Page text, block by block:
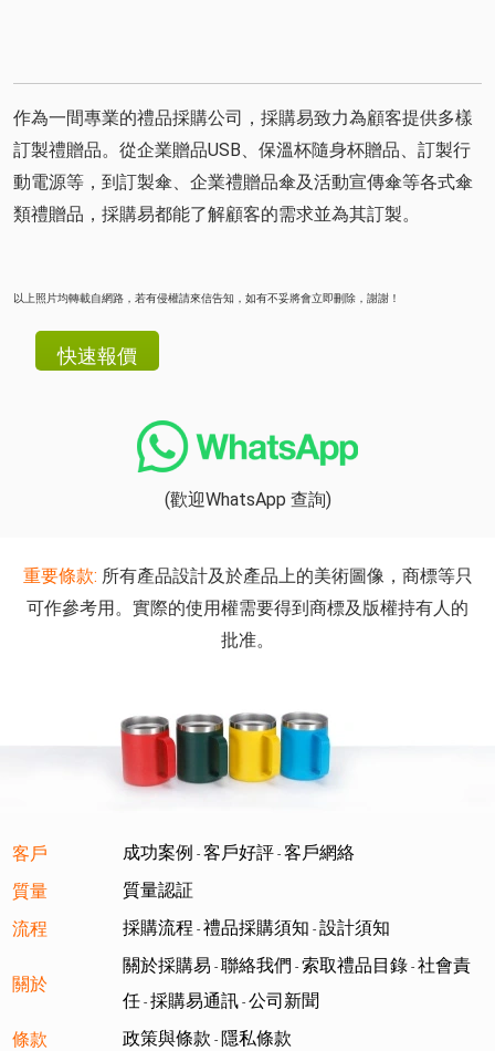
作為一間專業的禮品採購公司，採購易致力為顧客提供多樣
訂製禮贈品。從企業贈品USB、保溫杯隨身杯贈品、訂製行
動電源等，到訂製傘、企業禮贈品傘及活動宣傳傘等各式傘
類禮贈品，採購易都能了解顧客的需求並為其訂製。
以上照片均轉載自網路，若有侵權請來信告知，如有不妥將會立即刪除，謝謝！
(歡迎WhatsApp 查詢)
重要條款: 所有產品設計及於產品上的美術圖像，商標等只
可作參考用。實際的使用權需要得到商標及版權持有人的
批准。
客戶 成功案例 - 客戶好評 - 客戶網絡
質量
質量認証
流程
採購流程 - 禮品採購須知 - 設計須知
關於
關於採購易 - 聯絡我們 - 索取禮品目錄 - 社會責
任 - 採購易通訊 - 公司新聞
條款
政策與條款 - 隱私條款